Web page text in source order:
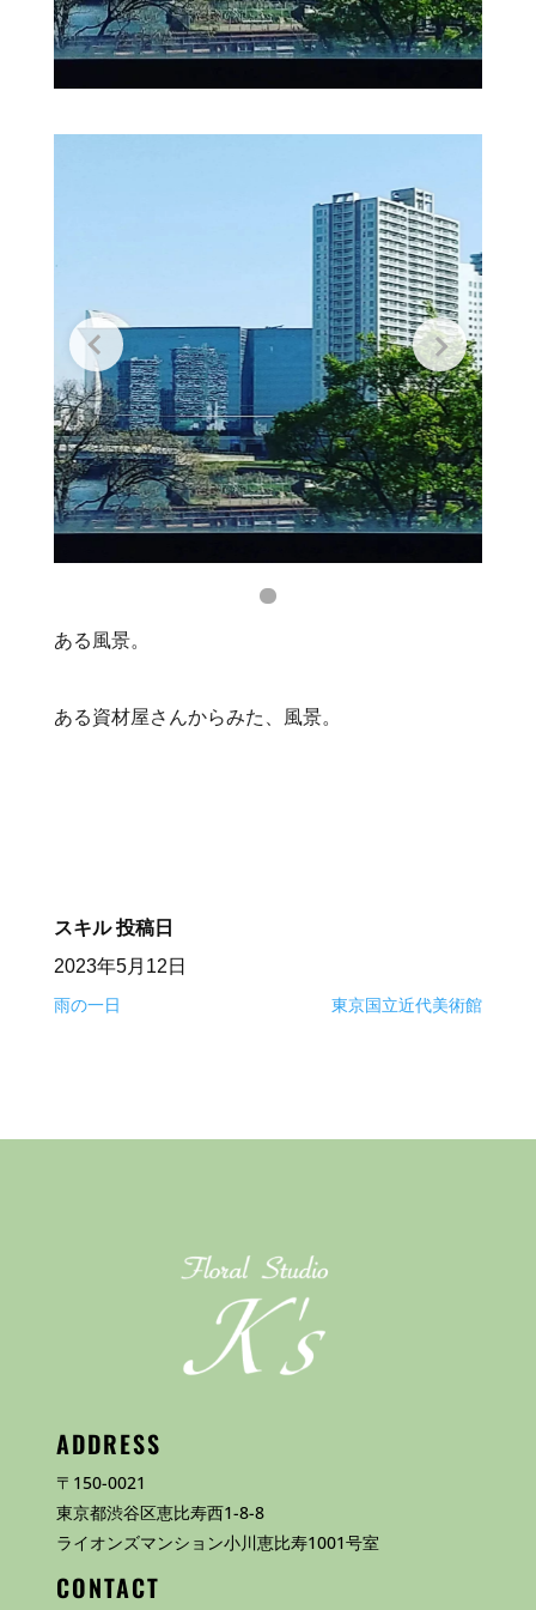
ある風景。
ある資材屋さんからみた、風景。
スキル 投稿日
2023年5月12日
雨の一日 東京国立近代美術館
ADDRESS
〒150-0021
東京都渋谷区恵比寿西1-8-8
ライオンズマンション小川恵比寿1001号室
CONTACT